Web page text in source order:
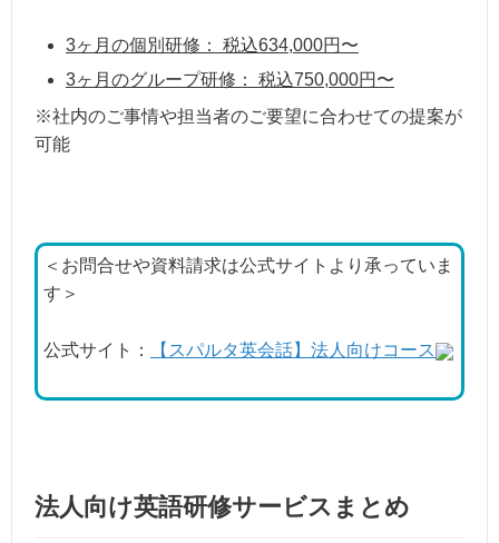
3ヶ月の個別研修： 税込634,000円〜
3ヶ月のグループ研修： 税込750,000円〜
※社内のご事情や担当者のご要望に合わせての提案が
可能
＜お問合せや資料請求は公式サイトより承っていま
す＞
公式サイト： 【スパルタ英会話】法人向けコース
法人向け英語研修サービスまとめ